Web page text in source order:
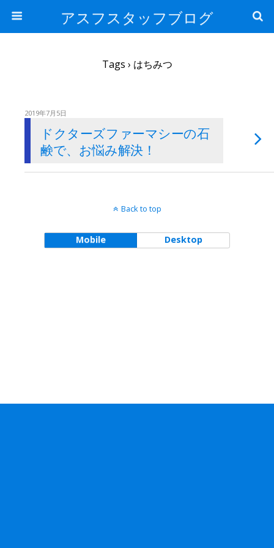
アスフスタッフブログ
Tags › はちみつ
2019年7月5日
ドクターズファーマシーの石
鹸で、お悩み解決！
Back to top
Mobile Desktop